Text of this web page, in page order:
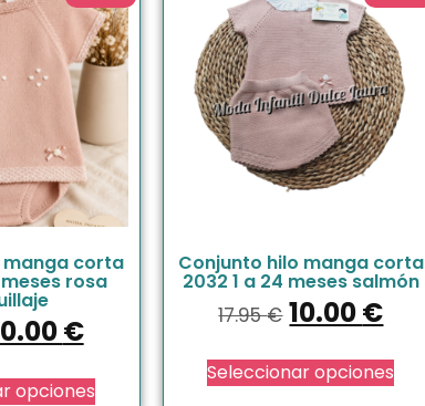
manga corta
rosa
€
opciones
Conjunto hilo manga corta
2032 1 a 24 meses salmón
17.95€ 10.00€
Seleccionar opciones